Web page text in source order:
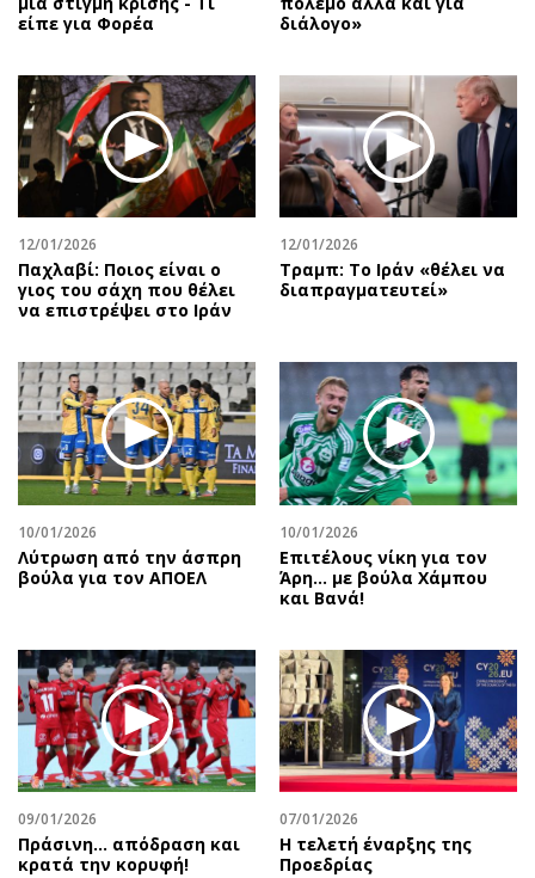
είπε για Φορέα
διάλογο»
12/01/2026
Παχλαβί: Ποιος είναι ο
γιος του σάχη που θέλει
να επιστρέψει στο Ιράν
12/01/2026
Τραμπ: Το Ιράν «θέλει να
διαπραγματευτεί»
10/01/2026
Λύτρωση από την άσπρη
βούλα για τον ΑΠΟΕΛ
10/01/2026
Επιτέλους νίκη για τον
Άρη… με βούλα Χάμπου
και Βανά!
09/01/2026
Πράσινη... απόδραση και
κρατά την κορυφή!
07/01/2026
Η τελετή έναρξης της
Προεδρίας